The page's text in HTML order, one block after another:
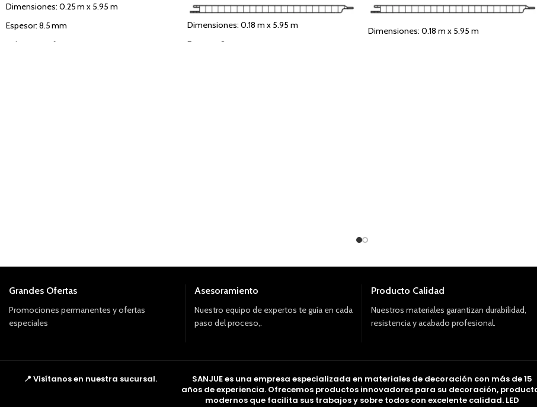
Dimensiones: 0.25 m x 5.95 m
Espesor: 8.5 mm
Cubre: 1.49 m²
Dimensiones: 0.18 m x 5.95 m
Espesor: 8 mm
Dimensiones: 0.18 m x 5.95 m
Grandes Ofertas
Promociones permanentes y ofertas
especiales
Asesoramiento
Nuestro equipo de expertos te guía en cada
paso del proceso,.
Producto Calidad
Nuestros materiales garantizan durabilidad,
resistencia y acabado profesional.
📍 Visítanos en nuestra sucursal.
SANJUE es una empresa especializada en materiales de decoración con más de 15
años de experiencia. Ofrecemos productos innovadores para su decoración,
modernos que facilita sus trabajos y sobre todos con excelente calidad. LED